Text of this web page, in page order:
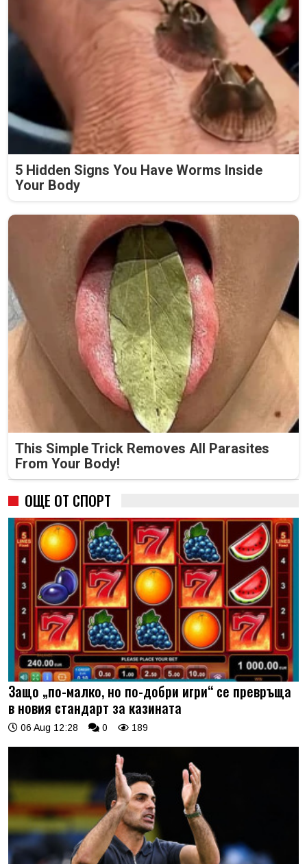
5 Hidden Signs You Have Worms Inside
Your Body
This Simple Trick Removes All Parasites
From Your Body!
ОЩЕ ОТ СПОРТ
Защо „по-малко, но по-добри игри“ се превръща
в новия стандарт за казината
06 Aug 12:28 0 189